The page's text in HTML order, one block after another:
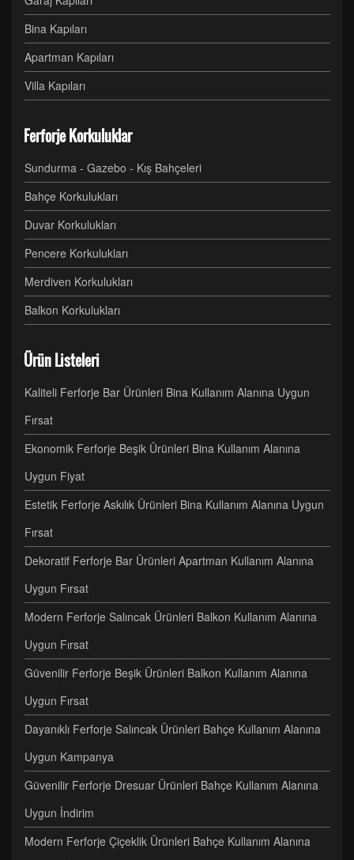
Bina Kapıları
Apartman Kapıları
Villa Kapıları
Ferforje Korkuluklar
Sundurma - Gazebo - Kış Bahçeleri
Bahçe Korkulukları
Duvar Korkulukları
Pencere Korkulukları
Merdiven Korkulukları
Balkon Korkulukları
Ürün Listeleri
Kaliteli Ferforje Bar Ürünleri Bina Kullanım Alanına Uygun
Fırsat
Ekonomik Ferforje Beşik Ürünleri Bina Kullanım Alanına
Uygun Fiyat
Estetik Ferforje Askılık Ürünleri Bina Kullanım Alanına Uygun
Fırsat
Dekoratif Ferforje Bar Ürünleri Apartman Kullanım Alanına
Uygun Fırsat
Modern Ferforje Salıncak Ürünleri Balkon Kullanım Alanına
Uygun Fırsat
Güvenilir Ferforje Beşik Ürünleri Balkon Kullanım Alanına
Uygun Fırsat
Dayanıklı Ferforje Salıncak Ürünleri Bahçe Kullanım Alanına
Uygun Kampanya
Güvenilir Ferforje Dresuar Ürünleri Bahçe Kullanım Alanına
Uygun İndirim
Modern Ferforje Çiçeklik Ürünleri Bahçe Kullanım Alanına